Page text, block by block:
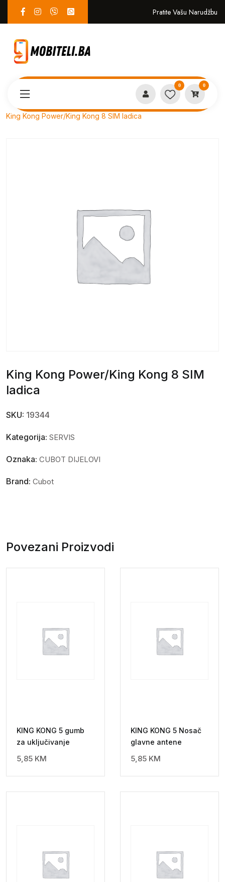
Pratite Vašu Narudžbu
0 0
King Kong Power/King Kong 8 SIM ladica
King Kong Power/King Kong 8 SIM
ladica
SKU: 19344
Kategorija: SERVIS
Oznaka: CUBOT DIJELOVI
Brand: Cubot
Povezani Proizvodi
KING KONG 5 gumb
za uključivanje
5,85 KM
KING KONG 5 Nosač
glavne antene
5,85 KM